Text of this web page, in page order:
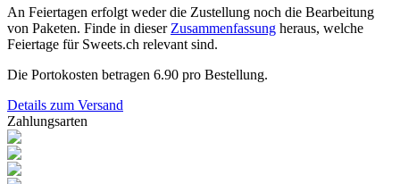
An Feiertagen erfolgt weder die Zustellung noch die Bearbeitung
von Paketen. Finde in dieser Zusammenfassung heraus, welche
Feiertage für Sweets.ch relevant sind.
Die Portokosten betragen 6.90 pro Bestellung.
Details zum Versand
Zahlungsarten